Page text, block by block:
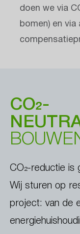
doen we via
bomen) en
CO₂-
CO₂-reductie is
Wij sturen op
project: van de